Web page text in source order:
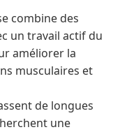
combine des
un travail actif du
améliorer la
musculaires et
de longues
une